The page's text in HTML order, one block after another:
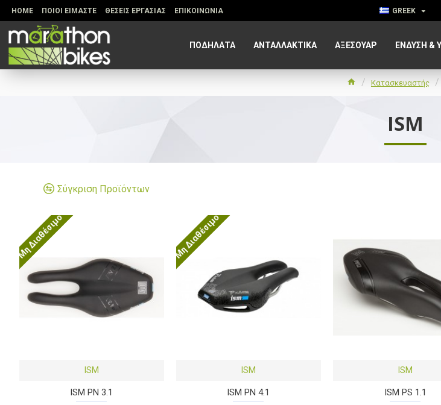
HOME ΠΟΙΟΙ ΕΙΜΑΣΤΕ ΘΕΣΕΙΣ ΕΡΓΑΣΙΑΣ ΕΠΙΚΟΙΝΩΝΙΑ GREEK
ΠΟΔΗΛΑΤΑ ΑΝΤΑΛΛΑΚΤΙΚΑ ΑΞΕΣΟΥΆΡ ΈΝΔΥΣΗ &
Κατασκευαστής
ISM
Σύγκριση Προϊόντων
Μη Διαθέσιμο
ISM
ISM PN 3.1
Μη Διαθέσιμο
ISM
ISM PN 4.1
ISM
ISM PS 1.1